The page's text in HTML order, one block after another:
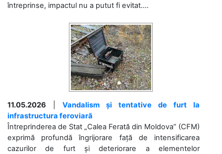
întreprinse, impactul nu a putut fi evitat....
11.05.2026
Vandalism și tentative de furt la
infrastructura feroviară
Întreprinderea de Stat „Calea Ferată din Moldova” (CFM)
exprimă profundă îngrijorare față de intensificarea
cazurilor de furt și deteriorare a elementelor